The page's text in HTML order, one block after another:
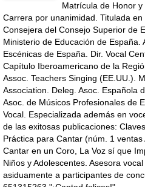
Matrícula de Honor
Carrera por unanimidad. Titulada en
Consejera del Consejo Superior de
Ministerio de Educación de España.
Escénicas de España. Dir. Vocal
Capítulo Iberoamericano de la
Assoc. Teachers Singing (EE.UU.).
Association. Deleg. Asoc. Española
Asoc. de Músicos Profesionales de
Vocal. Especializada además en
de las exitosas publicaciones:
Práctica para Cantar (núm. 1
Cantar en un Coro, La Voz sí que
Niños y Adolescentes. Asesora
asiduamente a participantes de